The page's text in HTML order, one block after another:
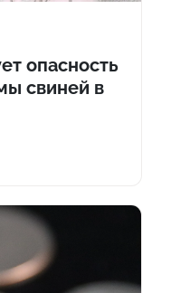
опасность
свиней в